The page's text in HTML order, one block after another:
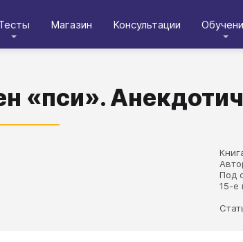
Магазин Консультации
«пси».
Под
15-е